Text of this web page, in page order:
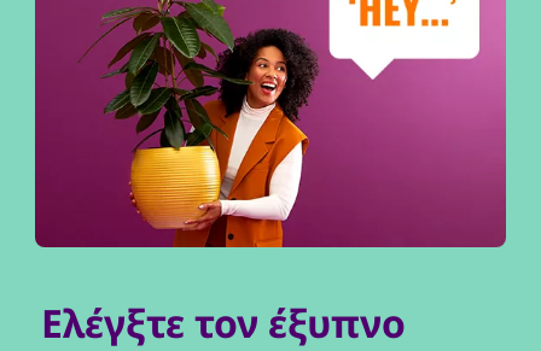
Ελέγξτε τον έξυπνο